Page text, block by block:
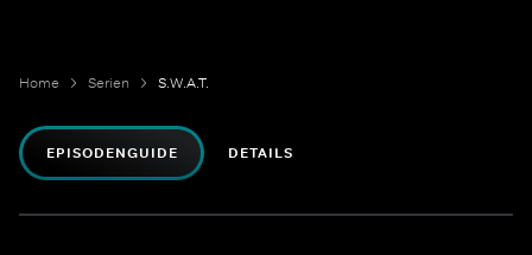
Home Serien S.W.A.T.
EPISODENGUIDE DETAILS